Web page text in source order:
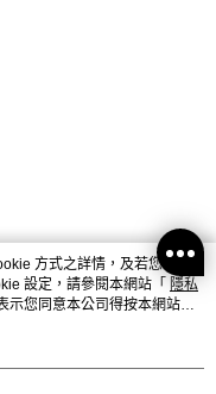
方式之詳情，及若您不希
設定，請參閱本網站「 隱私
示您同意本公司得按本網站使